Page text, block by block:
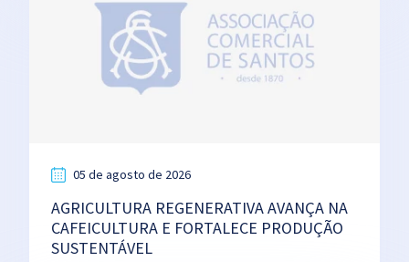
05 de agosto de 2026
AGRICULTURA REGENERATIVA AVANÇA NA
CAFEICULTURA E FORTALECE PRODUÇÃO
SUSTENTÁVEL